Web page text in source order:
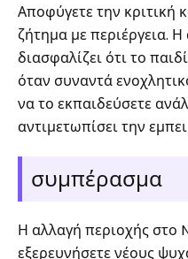
Αποφύγετε την κριτική
ζήτημα με περιέργεια.
διασφαλίζει ότι το
όταν συναντά
να το εκπαιδεύσετε
αντιμετωπίσει την
συμπέρασμα
Η αλλαγή περιοχής στο
εξερευνήσετε νέους